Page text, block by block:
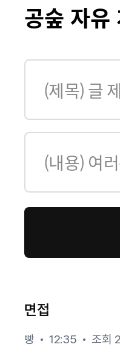
공숲 자유
면접
빵 12:35 조회